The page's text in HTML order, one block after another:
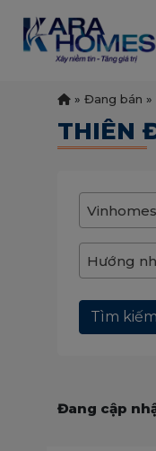
» Đang bán »
THIÊN
Hướng
Tìm kiếm
Đang cập